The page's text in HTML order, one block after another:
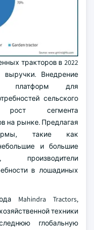
тракторов в 2022
выручки. Внедрение
платформ для
сельского
рост сегмента
на рынке. Предлагая
такие как
и большие
производители
в лошадиных
Mahindra Tractors,
техники
глобальную